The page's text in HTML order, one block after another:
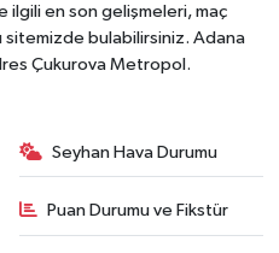
ilgili en son gelişmeleri, maç
bulabilirsiniz. Adana
Çukurova Metropol.
Seyhan Hava Durumu
Puan Durumu ve Fikstür